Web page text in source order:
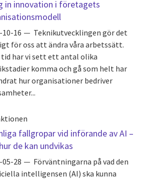
in innovation i företagets
10-16
Teknikutvecklingen gör det
för oss att ändra våra arbetssätt.
tid har vi sett ett antal olika
komma och gå som helt har
hur organisationer bedriver
fallgropar vid införande av AI –
de kan undvikas
05-28
Förväntningarna på vad den
intelligensen (AI) ska kunna